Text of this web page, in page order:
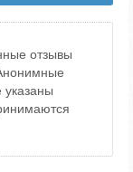
отзывы
указаны